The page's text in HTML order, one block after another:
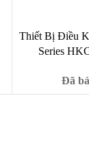
Thiết Bị Điều
Series
Đã